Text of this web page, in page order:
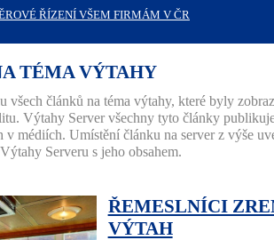
ŘÍZENÍ VŠEM FIRMÁM V ČR
TÉMA VÝTAHY
všech článků na téma výtahy, které byly
Výtahy Server všechny tyto články
v médiích. Umístění článku na server z výše
Serveru s jeho obsahem.
ŘEMESLNÍCI
VÝTAH